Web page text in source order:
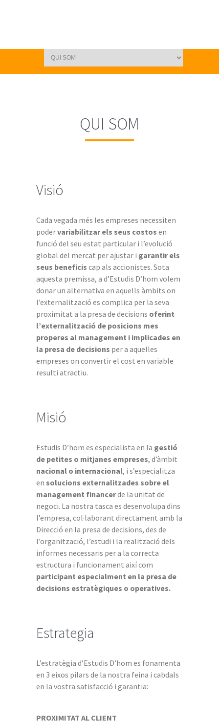
QUI SOM
Visió
Cada vegada més les empreses necessiten
podervariabilitzar els seus costos en
funció del seu estat particular i l’evolució
global del mercat per ajustar i garantir els
seus beneficis cap als accionistes. Sota
aquesta premissa, a d’Estudis D’hom volem
donar un alternativa en aquells àmbits on
l’externalització es complica per la seva
proximitat a la presa de decisions oferint
l’externalització de posicions mes
properes al management i implicades en
la presa de decisions per a aquelles
empreses on convertir el cost en variable
resulti atractiu.
Misió
Estudis D’hom es especialista en la gestió
de petites o mitjanes empreses, d’àmbit
nacional o internacional, i s’especialitza
en solucions externalitzades sobre el
management financerde la unitat de
negoci. La nostra tasca es desenvolupa dins
l’empresa, col·laborant directament amb la
Direcció en la presa de decisions, des de
l’organització, l’estudi i la realització dels
informes necessaris per a la correcta
estructura i funcionament així com
participant especialment en la presa de
decisions estratègiques o operatives.
Estrategia
L’estratègia d’Estudis D’hom es fonamenta
en 3 eixos pilars de la nostra feina i cabdals
en la vostra satisfacció i garantia:
PROXIMITAT AL CLIENT